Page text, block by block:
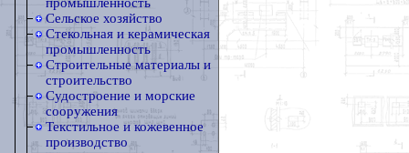
Сельское хозяйство
Стекольная и керамическая
промышленность
Строительные материалы и
строительство
Судостроение и морские
сооружения
Текстильное и кожевенное
производство